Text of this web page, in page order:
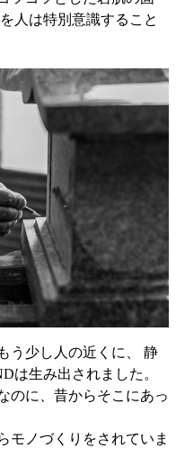
人は特別意識すること
う少し人の近くに、 静
は生み出されました。
のに、昔からそこにあっ
モノづくりをされていま